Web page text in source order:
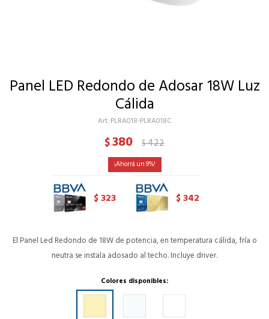
Panel LED Redondo de Adosar 18W Luz
Cálida
PLRA018-PLRA018C
$380 $422
9
$323 $342
El Panel Led Redondo de 18W de potencia, en temperatura cálida, fría o
neutra se instala adosado al techo. Incluye driver.
Colores disponibles: